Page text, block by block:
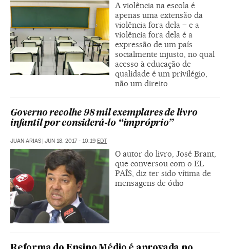
A violência na escola é
apenas uma extensão da
violência fora dela – e a
violência fora dela é a
expressão de um país
socialmente injusto, no qual
acesso à educação de
qualidade é um privilégio,
não um direito
Governo recolhe 98 mil exemplares de livro
infantil por considerá-lo “impróprio”
JUAN ARIAS | JUN 18, 2017 - 10:19 EDT
O autor do livro, José Brant,
que conversou com o EL
PAÍS, diz ter sido vítima de
mensagens de ódio